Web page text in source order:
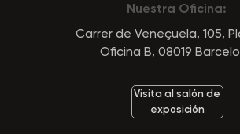
Nuestra Oficina:
Carrer de Veneçuela, 105,
Oficina B, 08019
Visita al salón de
exposición